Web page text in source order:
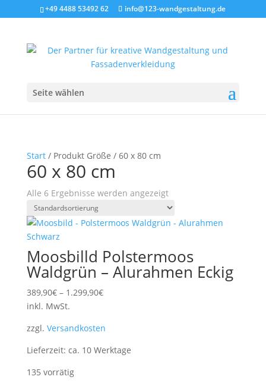
+49 4488 53492 62 info@123-wandgestaltung.de
Seite wählen
Start/ Produkt Größe / 60 x 80 cm
60 x 80 cm
Alle 6 Ergebnisse werden angezeigt
Moosbilld Polstermoos
Waldgrün – Alurahmen Eckig
389,90€– 1.299,90€
inkl. MwSt.
zzgl. Versandkosten
Lieferzeit: ca. 10 Werktage
135 vorrätig